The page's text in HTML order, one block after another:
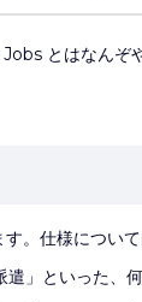
とはなんぞ
。仕様につい
」といった、